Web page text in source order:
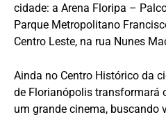
cidade: a Arena Floripa –
Parque Metropolitano
Centro Leste, na rua Nunes
Ainda no Centro Histórico da
de Florianópolis transformará
um grande cinema, buscando